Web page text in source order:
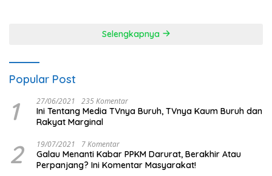
Selengkapnya
Popular Post
1 27/06/2021 235 Komentar
Ini Tentang Media TVnya Buruh, TVnya Kaum Buruh dan
Rakyat Marginal
2 19/07/2021 7 Komentar
Galau Menanti Kabar PPKM Darurat, Berakhir Atau
Perpanjang? Ini Komentar Masyarakat!